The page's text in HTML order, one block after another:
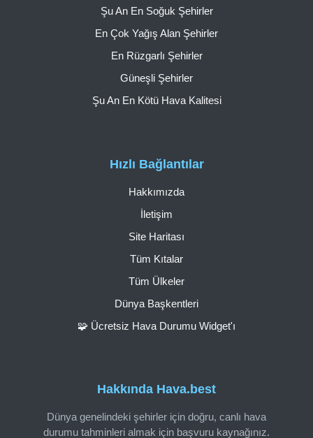
Hakkında Hava.best
Dünya genelindeki şehirler için doğru, canlı hava
durumu tahminleri almak için başvuru kaynağınız.
Hızlı Bağlantılar
Hakkımızda
İletişim
Site Haritası
Tüm Kıtalar
Tüm Ülkeler
Dünya Başkentleri
🧩 Ücretsiz Hava Durumu Widget'ı
Şu An En Soğuk Şehirler
En Çok Yağış Alan Şehirler
En Rüzgarlı Şehirler
Güneşli Şehirler
Şu An En Kötü Hava Kalitesi